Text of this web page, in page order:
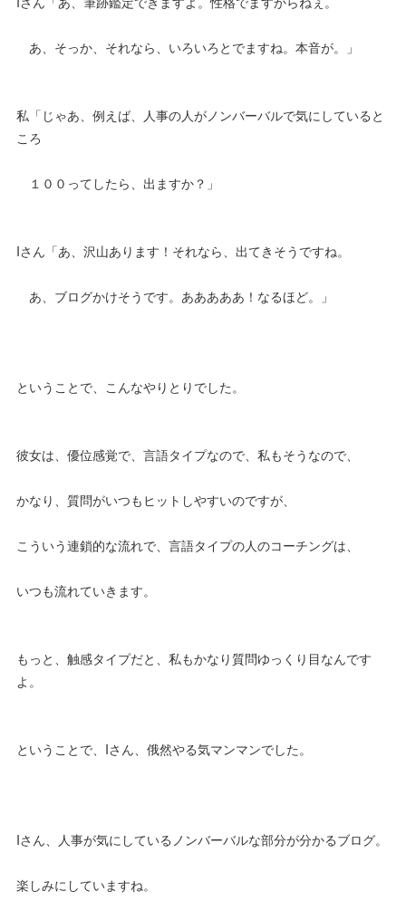
あ、そっか、それなら、いろいろとでますね。本音が。」
私「じゃあ、例えば、人事の人がノンバーバルで気にしていると
ころ
１００ってしたら、出ますか？」
Iさん「あ、沢山あります！それなら、出てきそうですね。
あ、ブログかけそうです。あああああ！なるほど。」
ということで、こんなやりとりでした。
彼女は、優位感覚で、言語タイプなので、私もそうなので、
かなり、質問がいつもヒットしやすいのですが、
こういう連鎖的な流れで、言語タイプの人のコーチングは、
いつも流れていきます。
もっと、触感タイプだと、私もかなり質問ゆっくり目なんです
よ。
ということで、Iさん、俄然やる気マンマンでした。
Iさん、人事が気にしているノンバーバルな部分が分かるブログ。
楽しみにしていますね。